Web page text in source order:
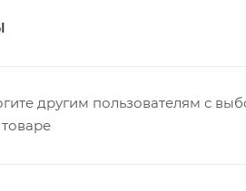
другим пользователям с